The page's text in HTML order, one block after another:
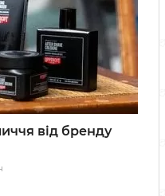
від бренду